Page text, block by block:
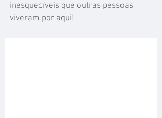
inesquecíveis que outras pessoas
viveram por aqui!
Nuno Patraquim da Conceição